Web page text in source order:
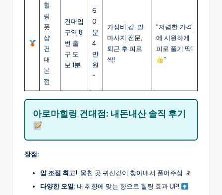
힐
링
풋
샵
건
대
본
점
건대입
구역 8
번 출
구 도
보 1분
6
0
분
4
만
원
~
가성비 갑, 발
마사지 전문,
퇴근 후 피로
싹!
“저렴한 가격
에 시원하게
피로 풀기 딱!
”
아로마힐링 건대점: 내돈내산 솔직 후기
장점:
압 조절 최고!: 뭉친 곳 귀신같이 찾아내서 풀어주심
다양한 오일: 내 취향에 맞는 향으로 힐링 효과 UP!